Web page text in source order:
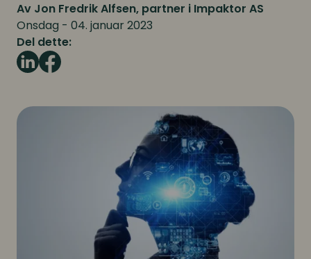
Av Jon Fredrik Alfsen, partner i Impaktor AS
Onsdag - 04. januar 2023
Del dette: